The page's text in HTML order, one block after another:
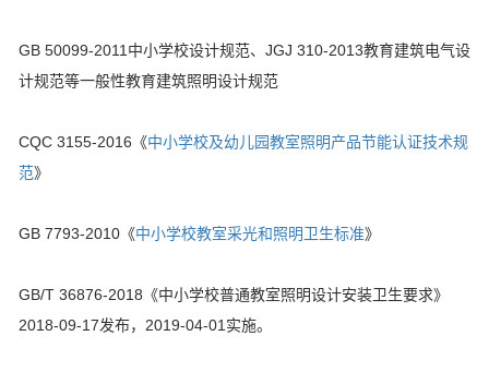
GB 50099-2011中小学校设计规范、JGJ 310-2013教育建筑电气设
计规范等一般性教育建筑照明设计规范
CQC 3155-2016《中小学校及幼儿园教室照明产品节能认证技术规
范》
GB 7793-2010《中小学校教室采光和照明卫生标准》
GB/T 36876-2018《中小学校普通教室照明设计安装卫生要求》
2018-09-17发布，2019-04-01实施。